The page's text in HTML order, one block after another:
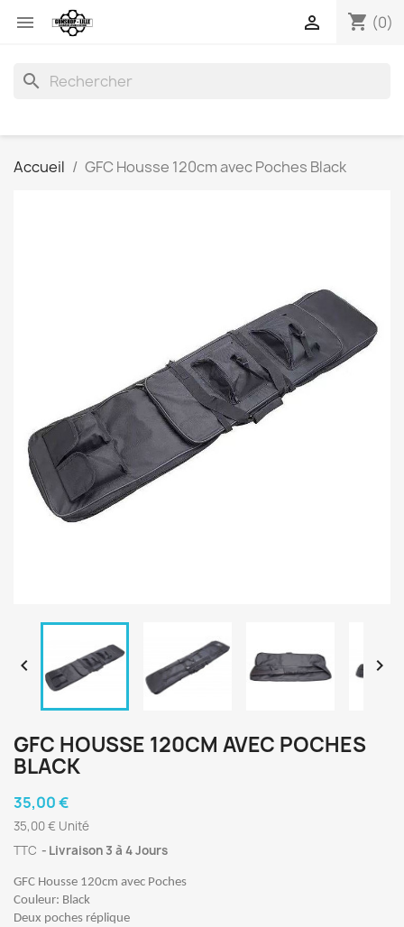
 shopping_cart (0)

search
Accueil GFC Housse 120cm avec Poches Black
 
GFC HOUSSE 120CM AVEC POCHES
BLACK
35,00 €
35,00 € Unité
TTC
Livraison 3 à 4 Jours
GFC Housse 120cm avec Poches
Couleur: Black
Deux poches réplique